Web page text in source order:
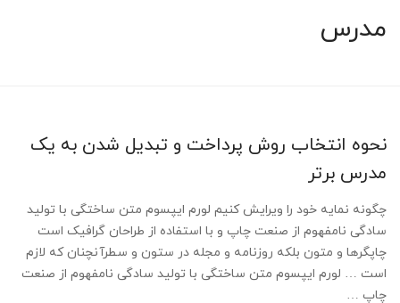
مدرس
نحوه انتخاب روش پرداخت و تبدیل شدن به یک
مدرس برتر
چگونه نمایه خود را ویرایش کنیم لورم ایپسوم متن ساختگی با تولید
سادگی نامفهوم از صنعت چاپ و با استفاده از طراحان گرافیک است
چاپگرها و متون بلکه روزنامه و مجله در ستون و سطرآنچنان که لازم
است … لورم ایپسوم متن ساختگی با تولید سادگی نامفهوم از صنعت
چاپ …